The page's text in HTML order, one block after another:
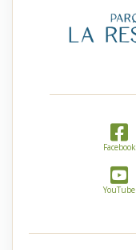
Facebook
YouTube